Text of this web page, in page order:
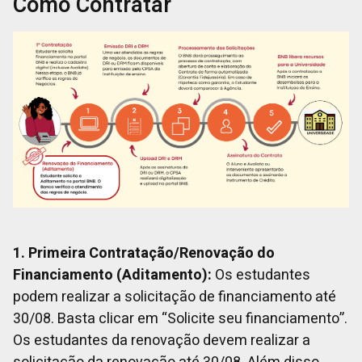
1. Primeira Contratação/Renovação do
Financiamento (Aditamento): Os estudantes
podem realizar a solicitação de financiamento até
30/08. Basta clicar em “Solicite seu financiamento”.
Os estudantes da renovação devem realizar a